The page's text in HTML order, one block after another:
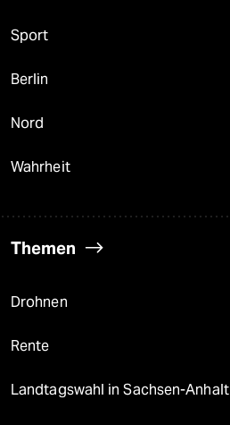
Sport
Berlin
Nord
Wahrheit
Themen
Drohnen
Rente
Landtagswahl in Sachsen-Anhalt